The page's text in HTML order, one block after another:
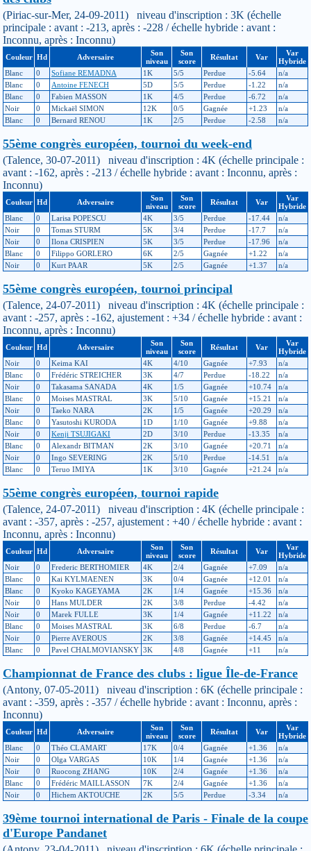
(Piriac-sur-Mer, 24-09-2011) niveau d'inscription : 3K (échelle
principale : avant : -213, après : -228 / échelle hybride : avant :
Inconnu, après : Inconnu)
Couleur Hd Adversaire
Son
niveau
Son
score
Résultat Var
Var
Hybride
Blanc
0 Sofiane REMADNA 1K 5/5 Perdue -5.64
n/a
Blanc
0 Antoine FENECH 5D 5/5 Perdue -1.22
n/a
Blanc
0 Fabien MASSON 1K 4/5 Perdue -6.72
n/a
Noir
0 Mickaël SIMON 12K 0/5 Gagnée +1.23
n/a
Blanc
0 Bernard RENOU 1K 2/5 Perdue -2.58 n/a
55ème congrès européen, tournoi du week-end
(Talence, 30-07-2011) niveau d'inscription : 4K (échelle principale :
avant : -162, après : -213 / échelle hybride : avant : Inconnu, après :
Inconnu)
Couleur Hd Adversaire
Son
niveau
Son
score
Résultat Var
Var
Hybride
Blanc
0 Larisa POPESCU 4K 3/5 Perdue -17.44
n/a
Noir
0 Tomas STURM 5K 3/4 Perdue -17.7
n/a
Noir
0 Ilona CRISPIEN 5K 3/5 Perdue -17.96
n/a
Blanc
0 Filippo GORLERO 6K 2/5 Gagnée +1.22
n/a
Noir
0 Kurt PAAR 5K 2/5 Gagnée +1.37 n/a
55ème congrès européen, tournoi principal
(Talence, 24-07-2011) niveau d'inscription : 4K (échelle principale :
avant : -257, après : -162, ajustement : +34 / échelle hybride : avant :
Inconnu, après : Inconnu)
Couleur Hd Adversaire
Son
niveau
Son
score
Résultat Var
Var
Hybride
Noir
0 Keima KAI 4K 4/10 Gagnée +7.93
n/a
Blanc
0 Frédéric STREICHER 3K 4/7 Perdue -18.22
n/a
Noir
0 Takasama SANADA 4K 1/5 Gagnée +10.74
n/a
Blanc
0 Moises MASTRAL 3K 5/10 Gagnée +15.21
n/a
Noir
0 Taeko NARA 2K 1/5 Gagnée +20.29
n/a
Blanc
0 Yasutoshi KURODA 1D 1/10 Gagnée +9.88
n/a
Noir
0 Kenji TSUJIGAKI 2D 3/10 Perdue -13.35
n/a
Blanc
0 Alexandr BITMAN 2K 3/10 Gagnée +20.71
n/a
Noir
0 Ingo SEVERING 2K 5/10 Perdue -14.51
n/a
Blanc
0 Teruo IMIYA 1K 3/10 Gagnée +21.24 n/a
55ème congrès européen, tournoi rapide
(Talence, 24-07-2011) niveau d'inscription : 4K (échelle principale :
avant : -357, après : -257, ajustement : +40 / échelle hybride : avant :
Inconnu, après : Inconnu)
Couleur Hd Adversaire
Son
niveau
Son
score
Résultat Var
Var
Hybride
Noir
0 Frederic BERTHOMIER 4K 2/4 Gagnée +7.09
n/a
Blanc
0 Kai KYLMAENEN 3K 0/4 Gagnée +12.01
n/a
Blanc
0 Kyoko KAGEYAMA 2K 1/4 Gagnée +15.36
n/a
Noir
0 Hans MULDER 2K 3/8 Perdue -4.42
n/a
Noir
0 Marek FULLE 3K 1/4 Gagnée +11.22
n/a
Blanc
0 Moises MASTRAL 3K 6/8 Perdue -6.7
n/a
Noir
0 Pierre AVEROUS 2K 3/8 Gagnée +14.45
n/a
Blanc
0 Pavel CHALMOVIANSKY 3K 4/8 Gagnée +11 n/a
Championnat de France des clubs : ligue Île-de-France
(Antony, 07-05-2011) niveau d'inscription : 6K (échelle principale :
avant : -359, après : -357 / échelle hybride : avant : Inconnu, après :
Inconnu)
Couleur Hd Adversaire
Son
niveau
Son
score
Résultat Var
Var
Hybride
Blanc
0 Théo CLAMART 17K 0/4 Gagnée +1.36
n/a
Noir
0 Olga VARGAS 10K 1/4 Gagnée +1.36
n/a
Noir
0 Ruocong ZHANG 10K 2/4 Gagnée +1.36
n/a
Blanc
0 Frédéric MAILLASSON 7K 2/4 Gagnée +1.36
n/a
Noir
0 Hichem AKTOUCHE 2K 5/5 Perdue -3.34 n/a
39ème tournoi international de Paris - Finale de la coupe
d'Europe Pandanet